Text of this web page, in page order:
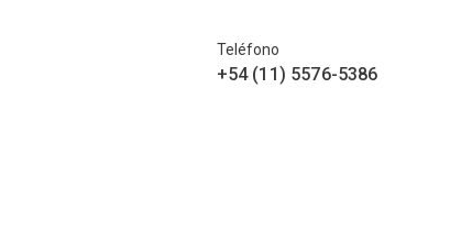
Teléfono
+54 (11) 5576-5386